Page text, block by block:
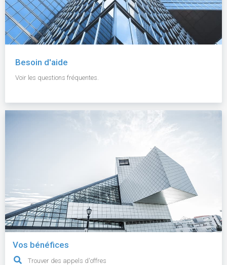
Besoin d'aide
Voir les questions fréquentes.
Vos bénéfices
Trouver des appels d'offres